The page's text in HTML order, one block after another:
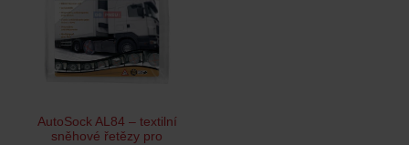
AutoSock AL84 – textilní
sněhové řetězy pro